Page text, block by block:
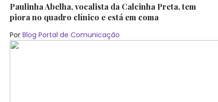
Paulinha Abelha, vocalista da Calcinha Preta, tem
piora no quadro clínico e está em coma
Por Blog Portal de Comunicação